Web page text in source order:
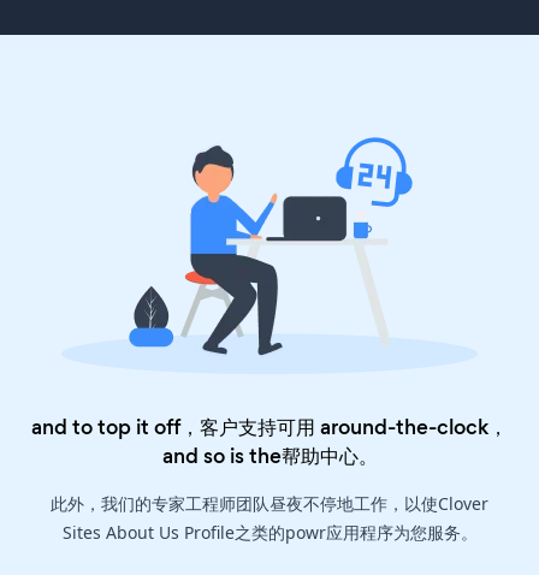
and to top it off，客户支持可用 around-the-clock，
and so is the帮助中心。
此外，我们的专家工程师团队昼夜不停地工作，以使Clover
Sites About Us Profile之类的powr应用程序为您服务。